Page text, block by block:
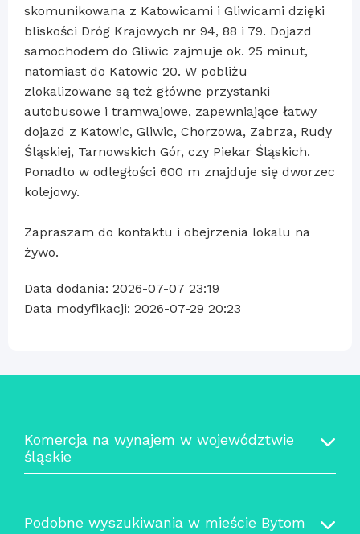
skomunikowana z Katowicami i Gliwicami dzięki
bliskości Dróg Krajowych nr 94, 88 i 79. Dojazd
samochodem do Gliwic zajmuje ok. 25 minut,
natomiast do Katowic 20. W pobliżu
zlokalizowane są też główne przystanki
autobusowe i tramwajowe, zapewniające łatwy
dojazd z Katowic, Gliwic, Chorzowa, Zabrza, Rudy
Śląskiej, Tarnowskich Gór, czy Piekar Śląskich.
Ponadto w odległości 600 m znajduje się dworzec
kolejowy.
Zapraszam do kontaktu i obejrzenia lokalu na
żywo.
Data dodania: 2026-07-07 23:19
Data modyfikacji: 2026-07-29 20:23
Komercja na wynajem w województwie
śląskie
Podobne wyszukiwania w mieście Bytom